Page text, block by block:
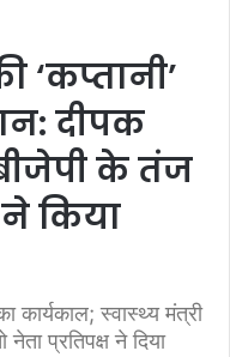
‘कप्तानी’
दीपक
के तंज
किया
कार्यकाल; स्वास्थ्य मंत्री
प्रतिपक्ष ने दिया